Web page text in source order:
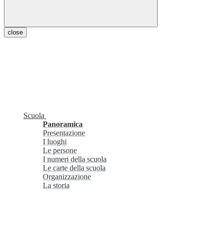
close
Scuola
Panoramica
Presentazione
I luoghi
Le persone
I numeri della scuola
Le carte della scuola
Organizzazione
La storia